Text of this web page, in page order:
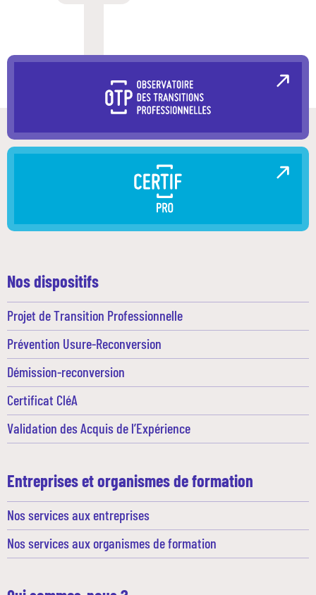
Qui sommes-nous ?
Contacts en région
Nos dispositifs
Projet de Transition Professionnelle
Prévention Usure-Reconversion
Démission-reconversion
Certificat CléA
Validation des Acquis de l’Expérience
Entreprises et organismes de formation
Nos services aux entreprises
Nos services aux organismes de formation